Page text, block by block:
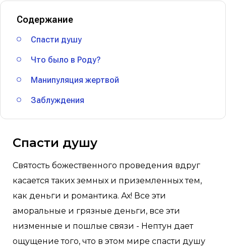
Содержание
Спасти душу
Что было в Роду?
Манипуляция жертвой
Заблуждения
Спасти душу
Святость божественного проведения вдруг
касается таких земных и приземленных тем,
как деньги и романтика. Ах! Все эти
аморальные и грязные деньги, все эти
низменные и пошлые связи - Нептун дает
ощущение того, что в этом мире спасти душу